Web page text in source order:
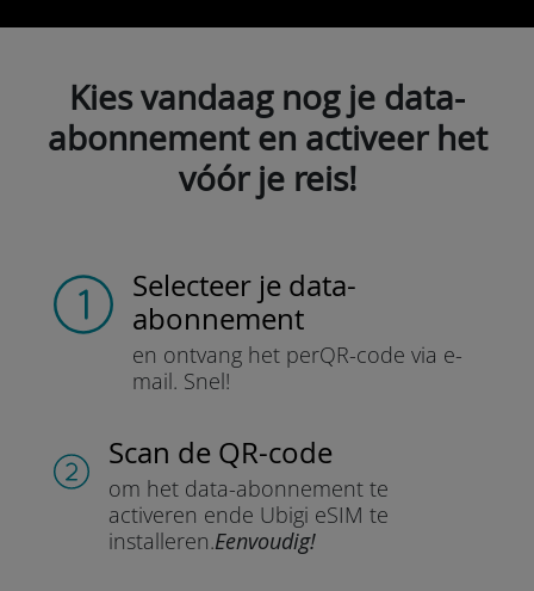
Kies vandaag nog je data-
abonnement en activeer het
vóór je reis!
Selecteer je data-
abonnement
en ontvang het perQR-code via e-
mail. Snel!
Scan de QR-code
om het data-abonnement te
activeren ende Ubigi eSIM te
installeren.Eenvoudig!